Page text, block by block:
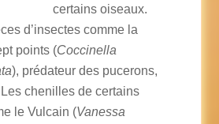
certains oiseaux.
d’insectes comme la
points (Coccinella
), prédateur des pucerons,
chenilles de certains
le Vulcain (Vanessa